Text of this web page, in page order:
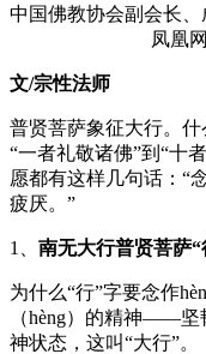
中国佛教协会副会长、
凤凰
文/宗性法师
普贤菩萨象征大行。
“一者礼敬诸佛”到“十
愿都有这样几句话：“
疲厌。”
1、 南无大行普贤菩萨“
为什么“行”字要念作
（hèng）的精神——
神状态，这叫“大行”。